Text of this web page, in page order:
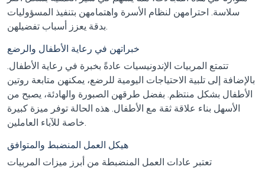
سلاسة. احترامهن لنظام الأسرة واهتمامهن بتنفيذ المسؤوليات
بدقة يعزز أسباب تفضيلهن.
خبراتهن في رعاية الأطفال والرضع
تتمتع المربيات الإندونيسيات عادةً بخبرة في رعاية الأطفال.
بالإضافة إلى تلبية الاحتياجات اليومية للرضع، يمكنهن متابعة روتين
الأطفال بشكل منتظم. بفضل طرقهن الصبورة والهادئة، يصبح من
الأسهل بناء علاقة ثقة مع الأطفال. هذه الحالة توفر ميزة كبيرة
خاصة للآباء العاملين.
هيكل العمل المنضبط والمتوافق
تعتبر عادات العمل المنضبطة من أبرز ميزات المربيات